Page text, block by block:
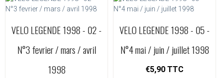
VELO LEGENDE 1998 - 02 -
N°3 fevrier / mars / avril
1998
VELO LEGENDE 1998 - 05 -
N°4 mai / juin / juillet 1998
€5,90 TTC